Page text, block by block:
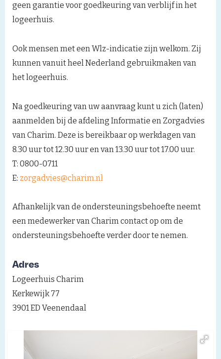
geen garantie voor goedkeuring van verblijf in het
logeerhuis.
Ook mensen met een Wlz-indicatie zijn welkom. Zij
kunnen vanuit heel Nederland gebruikmaken van
het logeerhuis.
Na goedkeuring van uw aanvraag kunt u zich (laten)
aanmelden bij de afdeling Informatie en Zorgadvies
van Charim. Deze is bereikbaar op werkdagen van
8.30 uur tot 12.30 uur en van 13.30 uur tot 17.00 uur.
T: 0800-0711
E: zorgadvies@charim.nl
Afhankelijk van de ondersteuningsbehoefte neemt
een medewerker van Charim contact op om de
ondersteuningsbehoefte verder door te nemen.
Adres
Logeerhuis Charim
Kerkewijk 77
3901 ED Veenendaal